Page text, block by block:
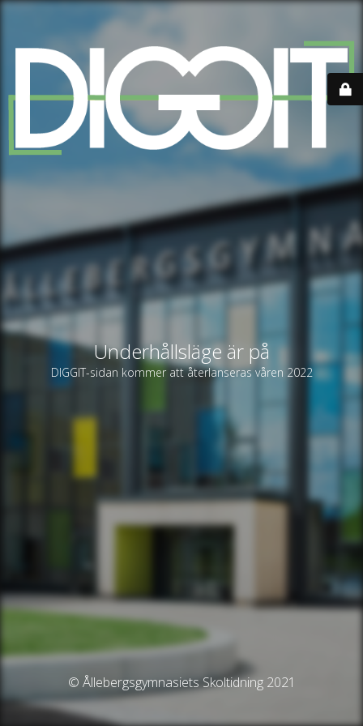
Underhållsläge är på
DIGGIT-sidan kommer att återlanseras våren 2022
© Ållebergsgymnasiets Skoltidning 2021